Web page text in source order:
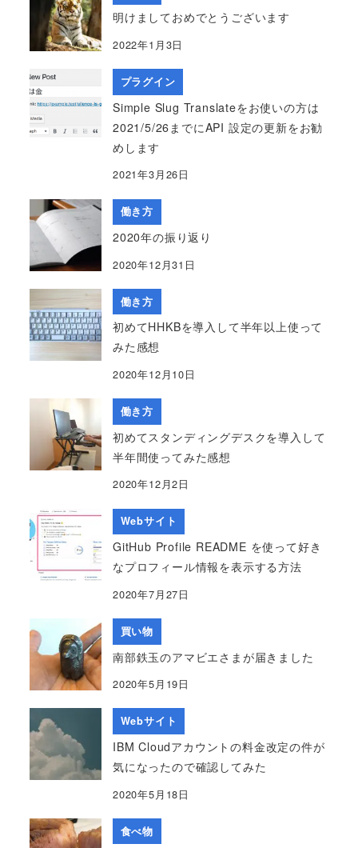
明けましておめでとうございます
2022年1月3日
プラグイン
Simple Slug Translateをお使いの方は
2021/5/26までにAPI 設定の更新をお勧
めします
2021年3月26日
働き方
2020年の振り返り
2020年12月31日
働き方
初めてHHKBを導入して半年以上使って
みた感想
2020年12月10日
働き方
初めてスタンディングデスクを導入して
半年間使ってみた感想
2020年12月2日
Webサイト
GitHub Profile README を使って好き
なプロフィール情報を表示する方法
2020年7月27日
買い物
南部鉄玉のアマビエさまが届きました
2020年5月19日
Webサイト
IBM Cloudアカウントの料金改定の件が
気になったので確認してみた
2020年5月18日
食べ物